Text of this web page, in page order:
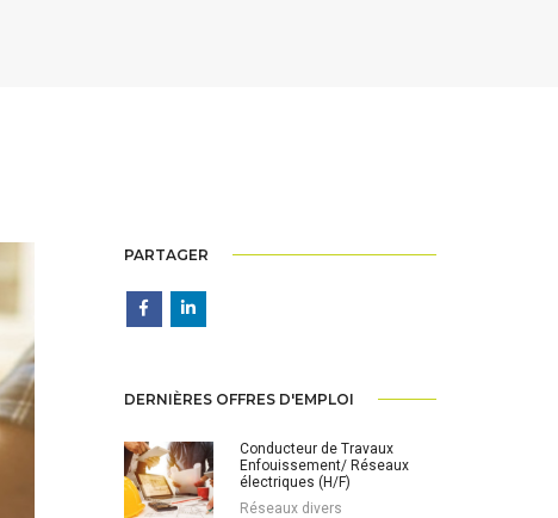
PARTAGER
DERNIÈRES OFFRES D'EMPLOI
Conducteur de Travaux
Enfouissement/ Réseaux
électriques (H/F)
Réseaux divers